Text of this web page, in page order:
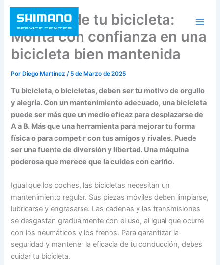
contenido
Cuidado de tu bicicleta:
Monta con confianza en una
bicicleta bien mantenida
PorDiego Martínez/ 5 de Marzo de 2025
Tu bicicleta, o bicicletas, deben ser tu motivo de orgullo
y alegría. Con un mantenimiento adecuado, una bicicleta
puede ser más que un medio eficaz para desplazarse de
A a B. Más que una herramienta para mejorar tu forma
física o para competir con tus amigos y rivales. Puede
ser una fuente de diversión y libertad. Una máquina
poderosa que merece que la cuides con cariño.
Igual que los coches, las bicicletas necesitan un
mantenimiento regular. Sus piezas móviles deben limpiarse,
lubricarse y engrasarse. Las cadenas y las transmisiones
se desgastan gradualmente con el uso, al igual que ocurre
con los neumáticos y los frenos. Para garantizar la
seguridad y mantener la eficacia de tu conducción, debes
cuidar tu bicicleta.